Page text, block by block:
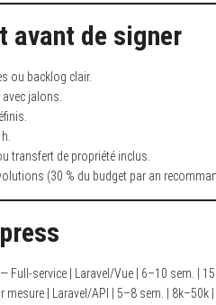
avant de signer
ou backlog clair.
jalons.
transfert de propriété inclus.
(30 % du budget par an
— Full-service | Laravel/Vue | 6–10 sem. |
mesure | Laravel/API | 5–8 sem. | 8k–50k